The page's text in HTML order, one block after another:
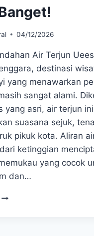
04/12/2026
Air Terjun
destinasi
yang menawarkan
sangat alami.
yang asri, air terjun ini
suasana sejuk,
pikuk kota. Aliran
ketinggian
yang cocok
dan…
AIR